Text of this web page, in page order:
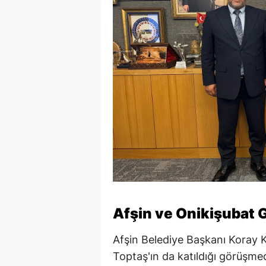
Afşin ve Onikişubat
Afşin Belediye Başkanı Koray
Toptaş'ın da katıldığı